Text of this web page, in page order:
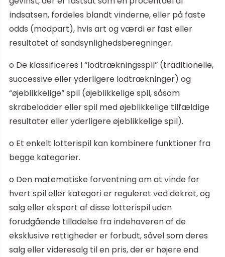
indsatsen, fordeles blandt vinderne, eller på faste
odds (modpart), hvis art og værdi er fast eller
resultatet af sandsynlighedsberegninger.
o De klassificeres i “lodtrækningsspil” (traditionelle,
successive eller yderligere lodtrækninger) og
“øjeblikkelige” spil (øjeblikkelige spil, såsom
skrabelodder eller spil med øjeblikkelige tilfældige
resultater eller yderligere øjeblikkelige spil).
o Et enkelt lotterispil kan kombinere funktioner fra
begge kategorier.
o Den matematiske forventning om at vinde for
hvert spil eller kategori er reguleret ved dekret, og
salg eller eksport af disse lotterispil uden
forudgående tilladelse fra indehaveren af de
eksklusive rettigheder er forbudt, såvel som deres
salg eller videresalg til en pris, der er højere end